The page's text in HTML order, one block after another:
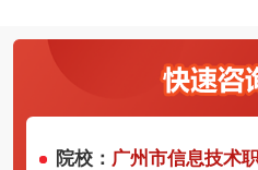
院校： 广州市信息技术